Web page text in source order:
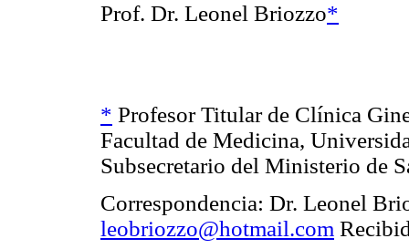
Prof. Dr. Leonel Briozzo*
* Profesor Titular de Clínica
Facultad de Medicina,
Subsecretario del Ministerio de
Correspondencia: Dr. Leonel
leobriozzo@hotmail.com